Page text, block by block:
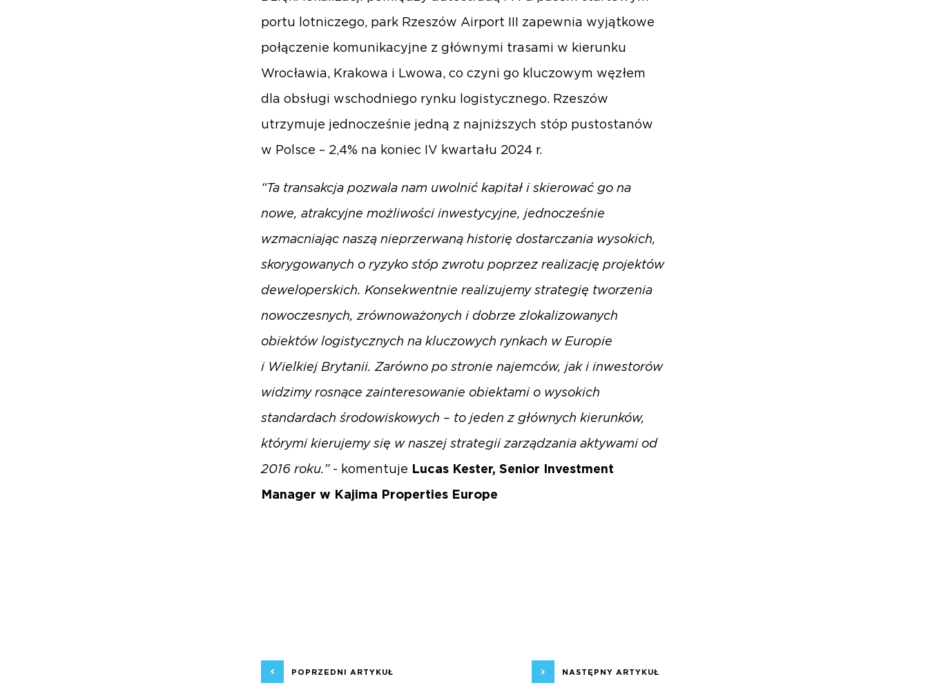
portu lotniczego, park Rzeszów Airport III zapewnia wyjątkowe
połączenie komunikacyjne z głównymi trasami w kierunku
Wrocławia, Krakowa i Lwowa, co czyni go kluczowym węzłem
dla obsługi wschodniego rynku logistycznego. Rzeszów
utrzymuje jednocześnie jedną z najniższych stóp pustostanów
w Polsce – 2,4% na koniec IV kwartału 2024 r.
“Ta transakcja pozwala nam uwolnić kapitał i skierować go na
nowe, atrakcyjne możliwości inwestycyjne, jednocześnie
wzmacniając naszą nieprzerwaną historię dostarczania wysokich,
skorygowanych o ryzyko stóp zwrotu poprzez realizację projektów
deweloperskich. Konsekwentnie realizujemy strategię tworzenia
nowoczesnych, zrównoważonych i dobrze zlokalizowanych
obiektów logistycznych na kluczowych rynkach w Europie
i Wielkiej Brytanii. Zarówno po stronie najemców, jak i inwestorów
widzimy rosnące zainteresowanie obiektami o wysokich
standardach środowiskowych – to jeden z głównych kierunków,
którymi kierujemy się w naszej strategii zarządzania aktywami od
2016 roku.”- komentuje Lucas Kester, Senior Investment
Manager w Kajima Properties Europe
POPRZEDNI ARTYKUŁ NASTĘPNY ARTYKUŁ